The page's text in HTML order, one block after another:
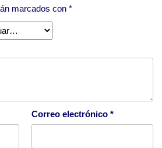
marcados con *
Correo electrónico *